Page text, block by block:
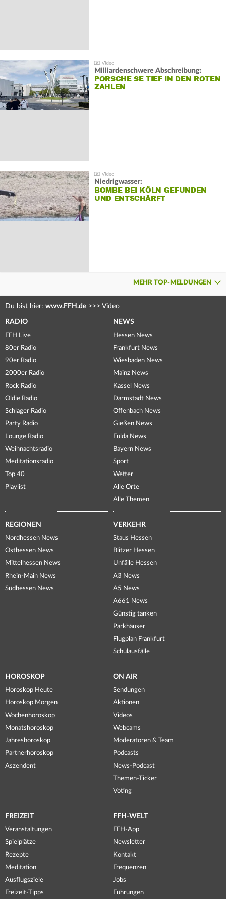
Milliardenschwere Abschreibung:
PORSCHE SE TIEF IN DEN ROTEN
ZAHLEN
Niedrigwasser:
BOMBE BEI KÖLN GEFUNDEN
UND ENTSCHÄRFT
MEHR TOP-MELDUNGEN
Du bist hier: www.FFH.de >>> Video
RADIO
FFH Live
80er Radio
90er Radio
2000er Radio
Rock Radio
Oldie Radio
Schlager Radio
Party Radio
Lounge Radio
Weihnachtsradio
Meditationsradio
Top 40
Playlist
NEWS
Hessen News
Frankfurt News
Wiesbaden News
Mainz News
Kassel News
Darmstadt News
Offenbach News
Gießen News
Fulda News
Bayern News
Sport
Wetter
Alle Orte
Alle Themen
REGIONEN
Nordhessen News
Osthessen News
Mittelhessen News
Rhein-Main News
Südhessen News
VERKEHR
Staus Hessen
Blitzer Hessen
Unfälle Hessen
A3 News
A5 News
A661 News
Günstig tanken
Parkhäuser
Flugplan Frankfurt
Schulausfälle
HOROSKOP
Horoskop Heute
Horoskop Morgen
Wochenhoroskop
Monatshoroskop
Jahreshoroskop
Partnerhoroskop
Aszendent
ON AIR
Sendungen
Aktionen
Videos
Webcams
Moderatoren & Team
Podcasts
News-Podcast
Themen-Ticker
Voting
FREIZEIT
Veranstaltungen
Spielplätze
Rezepte
Meditation
Ausflugsziele
Freizeit-Tipps
FFH-WELT
FFH-App
Newsletter
Kontakt
Frequenzen
Jobs
Führungen